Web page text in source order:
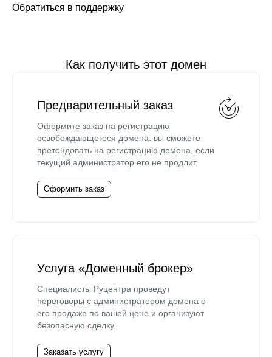
Обратиться в поддержку
Как получить этот домен
Предварительный заказ
Оформите заказ на регистрацию
освобождающегося домена: вы сможете
претендовать на регистрацию домена, если
текущий администратор его не продлит.
Оформить заказ
Услуга «Доменный брокер»
Специалисты Руцентра проведут
переговоры с администратором домена о
его продаже по вашей цене и организуют
безопасную сделку.
Заказать услугу